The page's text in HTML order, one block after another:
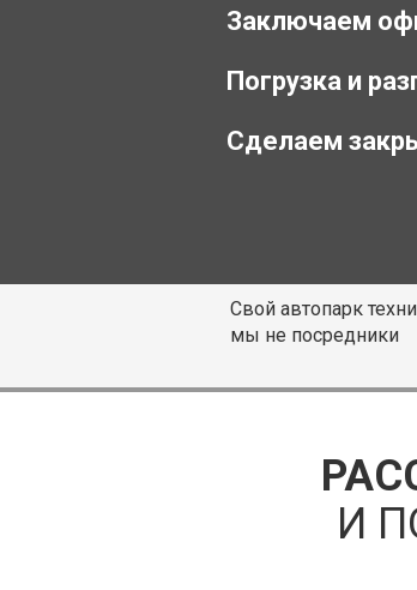
Заключаем
Погрузка и
Сделаем
Свой автопарк
мы не посредники
И